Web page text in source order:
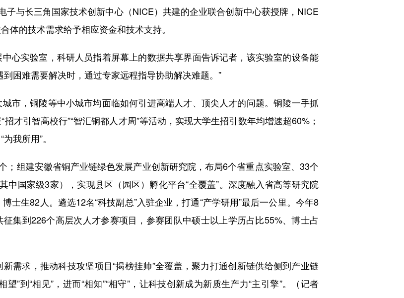
与长三角国家技术创新中心（NICE）共建的企业联合创新中心获授牌，NICE
体的技术需求给予相应资金和技术支持。
实验室，科研人员指着屏幕上的数据共享界面告诉记者，该实验室的设备能
困难需要解决时，通过专家远程指导协助解决难题。”
，铜陵等中小城市均面临如何引进高端人才、顶尖人才的问题。铜陵一手抓
才引智高校行”“智汇铜都人才周”等活动，实现大学生招引数年均增速超60%；
我所用”。
组建安徽省铜产业链绿色发展产业创新研究院，布局6个省重点实验室、33个
中国家级3家），实现县区（园区）孵化平台“全覆盖”。深度融入省高等研究院
士生82人。遴选12名“科技副总”入驻企业，打通“产学研用”最后一公里。今年8
集到226个高层次人才参赛项目，参赛团队中硕士以上学历占比55%、博士占
求，推动科技攻坚项目“揭榜挂帅”全覆盖，聚力打通创新链供给侧到产业链
”到“相见”，进而“相知”“相守”，让科技创新成为新质生产力“主引擎”。（记者